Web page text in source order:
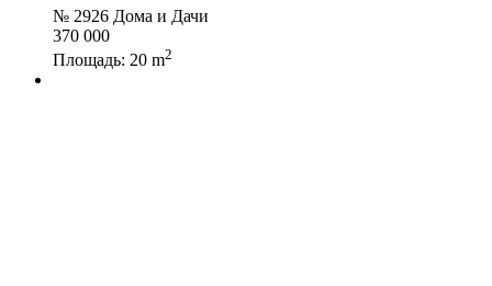
№ 2926 Дома и Дачи
370 000
Площадь: 20 m2